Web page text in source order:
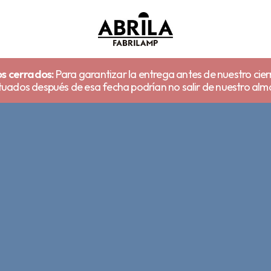
cerrados:Para garantizar la entrega antes de nuestro
después de esa fecha podrían no salir de nuestro